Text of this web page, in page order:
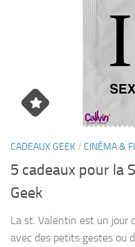
CADEAUX GEEK/ CINÉMA &
5 cadeaux pour la
Geek
La st. Valentin est un jour
avec des petits gestes ou